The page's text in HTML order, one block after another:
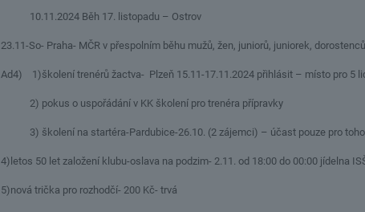
10.11.2024 Běh 17. listopadu – Ostrov
23.11-So- Praha- MČR v přespolním běhu mužů, žen, juniorů, juniorek,
Ad4) 1)školení trenérů žactva- Plzeň 15.11-17.11.2024 přihlásit – místo pro 5
2) pokus o uspořádání v KK školení pro trenéra přípravky
3) školení na startéra-Pardubice-26.10. (2 zájemci) – účast pouze pro toho
4)letos 50 let založení klubu-oslava na podzim- 2.11. od 18:00 do 00:00 jídelna
5)nová trička pro rozhodčí- 200 Kč- trvá